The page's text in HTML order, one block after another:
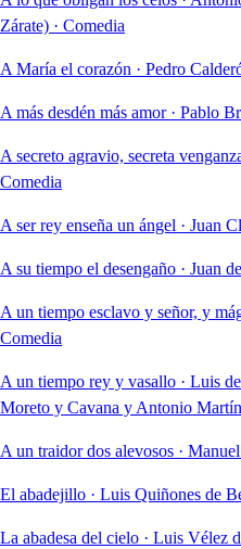
Zárate) · Comedia
A María el corazón · Pedro
A más desdén más amor · Pablo
A secreto agravio, secreta
Comedia
A ser rey enseña un ángel · Juan
A su tiempo el desengaño · Juan
A un tiempo esclavo y señor, y
Comedia
A un tiempo rey y vasallo · Luis
Moreto y Cavana y Antonio
A un traidor dos alevosos ·
El abadejillo · Luis Quiñones de
La abadesa del cielo · Luis Vélez